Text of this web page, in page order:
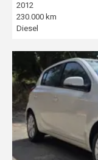
2012
230.000 km
Diesel